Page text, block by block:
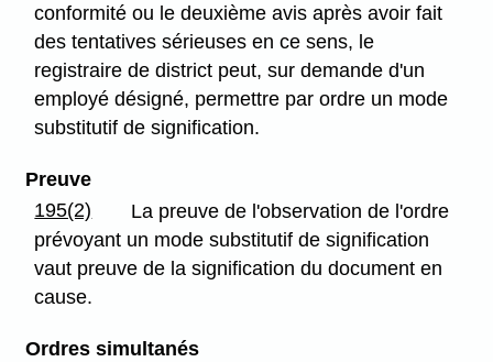
conformité ou le deuxième avis après avoir fait
des tentatives sérieuses en ce sens, le
registraire de district peut, sur demande d'un
employé désigné, permettre par ordre un mode
substitutif de signification.
Preuve
195(2)
La preuve de l'observation de l'ordre
prévoyant un mode substitutif de signification
vaut preuve de la signification du document en
cause.
Ordres simultanés